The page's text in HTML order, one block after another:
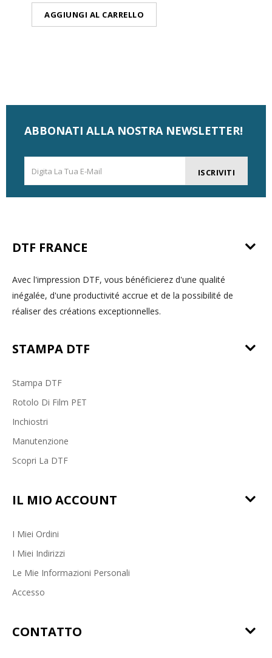
AGGIUNGI AL CARRELLO
ABBONATI ALLA NOSTRA NEWSLETTER!
ISCRIVITI
DTF FRANCE
Avec l'impression DTF, vous bénéficierez d'une qualité
inégalée, d'une productivité accrue et de la possibilité de
réaliser des créations exceptionnelles.
STAMPA DTF
Stampa DTF
Rotolo Di Film PET
Inchiostri
Manutenzione
Scopri La DTF
IL MIO ACCOUNT
I Miei Ordini
I Miei Indirizzi
Le Mie Informazioni Personali
Accesso
CONTATTO